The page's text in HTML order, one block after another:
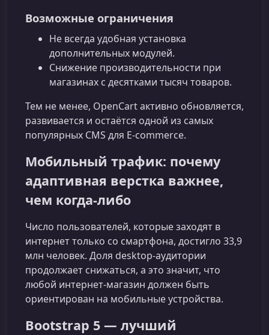
Возможные ограничения
Не всегда удобная установка
дополнительных модулей.
Снижение производительности при
магазинах с десятками тысяч товаров.
Тем не менее, OpenCart активно обновляется,
развивается и остаётся одной из самых
популярных CMS для E-commerce.
Мобильный трафик: почему
адаптивная верстка важнее,
чем когда‑либо
Число пользователей, которые заходят в
интернет только со смартфона, достигло 33,9
млн человек. Доля desktop‑аудитории
продолжает снижаться, а это значит, что
любой интернет‑магазин должен быть
ориентирован на мобильные устройства.
Bootstrap 5 — лучший